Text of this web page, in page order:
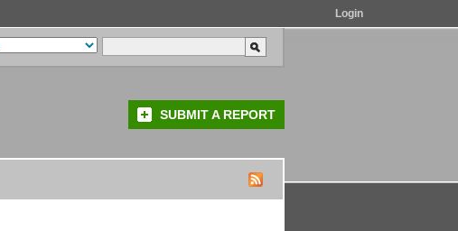
Login
SUBMIT A REPORT